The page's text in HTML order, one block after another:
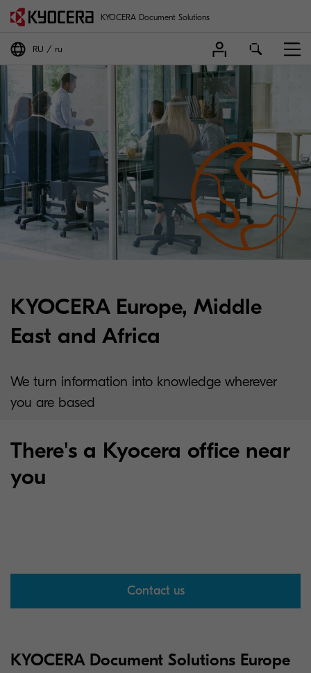
KYOCERA Document Solutions
RU ru
KYOCERA Europe, Middle
East and Africa
We turn information into knowledge wherever
you are based
There's a Kyocera office near
you
Contact us
KYOCERA Document Solutions Europe